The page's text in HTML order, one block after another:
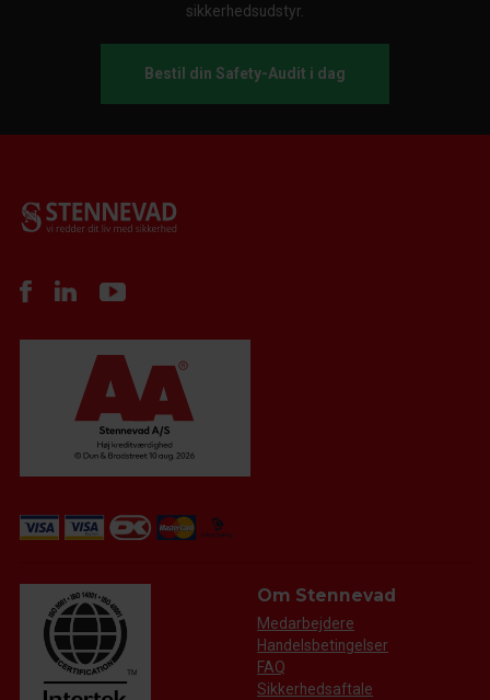
sikkerhedsudstyr.
Bestil din Safety-Audit i dag
Om Stennevad
Medarbejdere
Handelsbetingelser
FAQ
Sikkerhedsaftale